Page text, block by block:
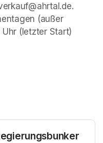
(außer
(letzter Start)